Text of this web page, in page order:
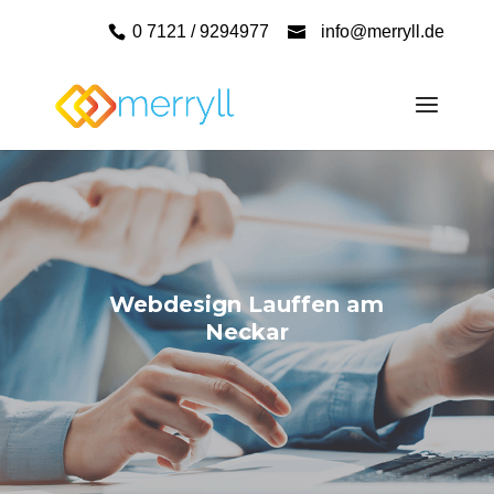
0 7121 / 9294977 info@merryll.de
Webdesign Lauffen am
Neckar